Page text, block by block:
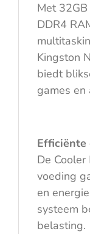
Met 32GB
DDR4
Kingston
biedt
games en
Efficiënte
De
voeding
en
systeem
belasting.